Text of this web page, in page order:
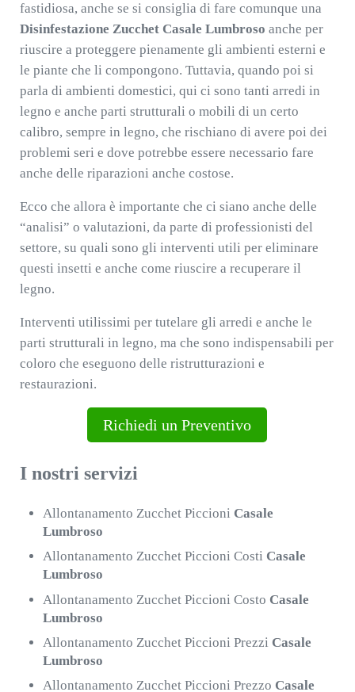
fastidiosa, anche se si consiglia di fare comunque una
Disinfestazione Zucchet Casale Lumbroso anche per
riuscire a proteggere pienamente gli ambienti esterni e
le piante che li compongono. Tuttavia, quando poi si
parla di ambienti domestici, qui ci sono tanti arredi in
legno e anche parti strutturali o mobili di un certo
calibro, sempre in legno, che rischiano di avere poi dei
problemi seri e dove potrebbe essere necessario fare
anche delle riparazioni anche costose.
Ecco che allora è importante che ci siano anche delle
“analisi” o valutazioni, da parte di professionisti del
settore, su quali sono gli interventi utili per eliminare
questi insetti e anche come riuscire a recuperare il
legno.
Interventi utilissimi per tutelare gli arredi e anche le
parti strutturali in legno, ma che sono indispensabili per
coloro che eseguono delle ristrutturazioni e
restaurazioni.
Richiedi un Preventivo
I nostri servizi
Allontanamento Zucchet Piccioni Casale
Lumbroso
Allontanamento Zucchet Piccioni Costi Casale
Lumbroso
Allontanamento Zucchet Piccioni Costo Casale
Lumbroso
Allontanamento Zucchet Piccioni Prezzi Casale
Lumbroso
Allontanamento Zucchet Piccioni Prezzo Casale